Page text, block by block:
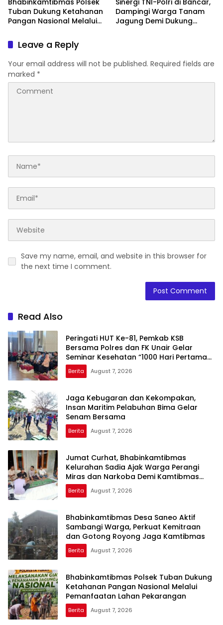
Bhabinkamtibmas Polsek
Tuban Dukung Ketahanan
Pangan Nasional Melalui
Pekarangan
Sinergi TNI-Polri di Bancar,
Dampingi Warga Tanam
Jagung Demi Dukung
Leave a Reply
Your email address will not be published. Required fields are
marked *
Save my name, email, and website in this browser for
the next time I comment.
Read Also
Peringati HUT Ke-81, Pemkab KSB
Bersama Polres dan FK Unair Gelar
Seminar Kesehatan “1000 Hari Pertama
Kehidupan”
Berita August 7, 2026
Jaga Kebugaran dan Kekompakan,
Insan Maritim Pelabuhan Bima Gelar
Senam Bersama
Berita August 7, 2026
Jumat Curhat, Bhabinkamtibmas
Kelurahan Sadia Ajak Warga Perangi
Miras dan Narkoba Demi Kamtibmas
Kondusif
Berita August 7, 2026
Bhabinkamtibmas Desa Saneo Aktif
Sambangi Warga, Perkuat Kemitraan
dan Gotong Royong Jaga Kamtibmas
Berita August 7, 2026
Bhabinkamtibmas Polsek Tuban Dukung
Ketahanan Pangan Nasional Melalui
Pemanfaatan Lahan Pekarangan
Berita August 7, 2026